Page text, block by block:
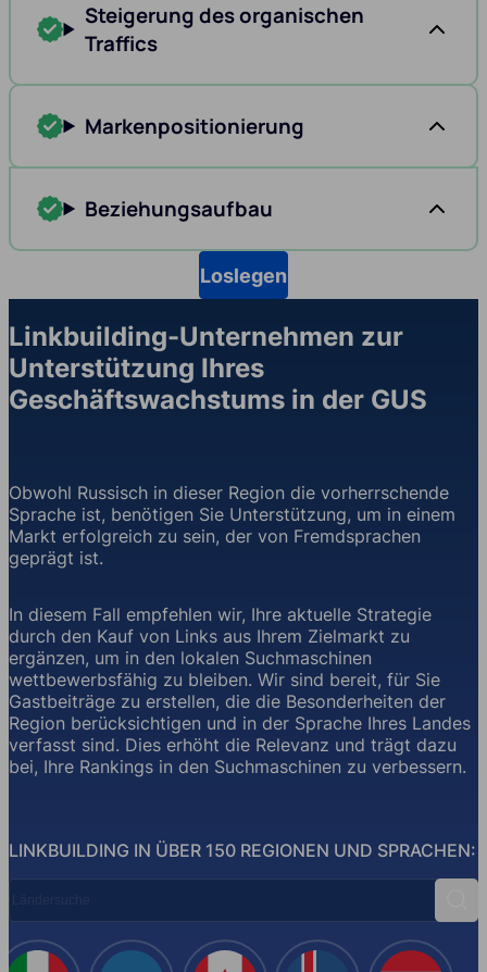
Steigerung des organischen
Traffics
Markenpositionierung
Beziehungsaufbau
Loslegen
Linkbuilding-Unternehmen zur
Unterstützung Ihres
Geschäftswachstums in der GUS
LINKBUILDING IN ÜBER 150 REGIONEN UND SPRACHEN:
Obwohl Russisch in dieser Region die vorherrschende
Sprache ist, benötigen Sie Unterstützung, um in einem
Markt erfolgreich zu sein, der von Fremdsprachen
geprägt ist.
In diesem Fall empfehlen wir, Ihre aktuelle Strategie
durch den Kauf von Links aus Ihrem Zielmarkt zu
ergänzen, um in den lokalen Suchmaschinen
wettbewerbsfähig zu bleiben. Wir sind bereit, für Sie
Gastbeiträge zu erstellen, die die Besonderheiten der
Region berücksichtigen und in der Sprache Ihres Landes
verfasst sind. Dies erhöht die Relevanz und trägt dazu
bei, Ihre Rankings in den Suchmaschinen zu verbessern.